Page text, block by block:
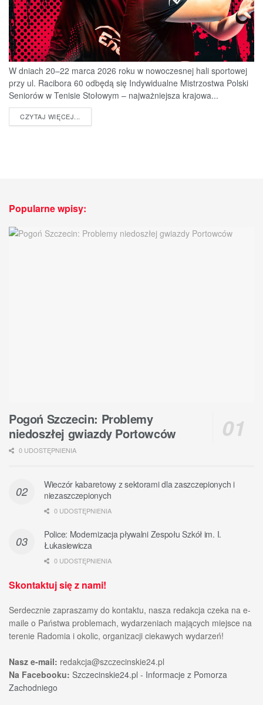
W dniach 20–22 marca 2026 roku w nowoczesnej hali sportowej
przy ul. Racibora 60 odbędą się Indywidualne Mistrzostwa Polski
Seniorów w Tenisie Stołowym – najważniejsza krajowa...
CZYTAJ WIĘCEJ...
Popularne wpisy:
Pogoń Szczecin: Problemy
niedoszłej gwiazdy Portowców
0 UDOSTĘPNIENIA
Wieczór kabaretowy z sektorami dla zaszczepionych i
niezaszczepionych
0 UDOSTĘPNIENIA
Police: Modernizacja pływalni Zespołu Szkół im. I.
Łukasiewicza
0 UDOSTĘPNIENIA
Skontaktuj się z nami!
Serdecznie zapraszamy do kontaktu, nasza redakcja czeka na e-
maile o Państwa problemach, wydarzeniach mających miejsce na
terenie Radomia i okolic, organizacji ciekawych wydarzeń!
Nasz e-mail: redakcja@szczecinskie24.pl
Na Facebooku: Szczecinskie24.pl - Informacje z Pomorza
Zachodniego